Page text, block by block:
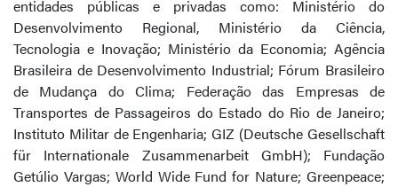
entidades públicas e privadas como: Ministério do
Desenvolvimento Regional, Ministério da Ciência,
Tecnologia e Inovação; Ministério da Economia; Agência
Brasileira de Desenvolvimento Industrial; Fórum Brasileiro
de Mudança do Clima; Federação das Empresas de
Transportes de Passageiros do Estado do Rio de Janeiro;
Instituto Militar de Engenharia; GIZ (Deutsche Gesellschaft
für Internationale Zusammenarbeit GmbH); Fundação
Getúlio Vargas; World Wide Fund for Nature; Greenpeace;